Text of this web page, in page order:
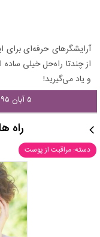
آرایشگرهای حرفه‌ای برای
از چندتا راه‌حل خیلی ساده
و یاد می‌گیرید!
۵ آبان ۱۳۹۵ - ۲۱:۲۹
راه
دسته: مراقبت از پوست